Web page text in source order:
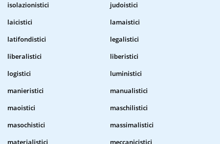
isolazionistici
judoistici
laicistici
lamaistici
latifondistici
legalistici
liberalistici
liberistici
logistici
luministici
manieristici
manualistici
maoistici
maschilistici
masochistici
massimalistici
materialistici
meccanicistici